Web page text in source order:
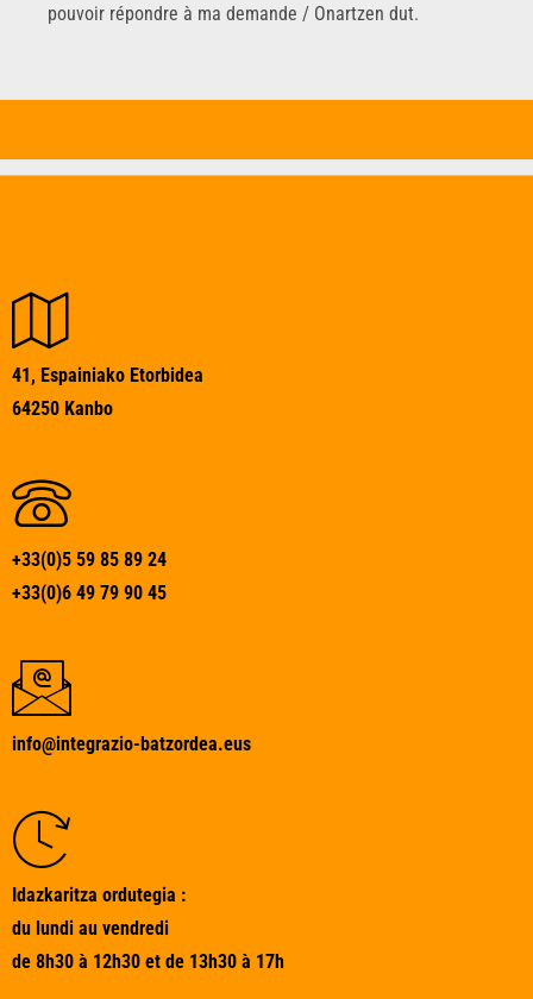
pouvoir répondre à ma demande / Onartzen dut.
41, Espainiako Etorbidea
64250 Kanbo
+33(0)5 59 85 89 24
+33(0)6 49 79 90 45
info@integrazio-batzordea.eus
Idazkaritza ordutegia :
du lundi au vendredi
de 8h30 à 12h30 et de 13h30 à 17h